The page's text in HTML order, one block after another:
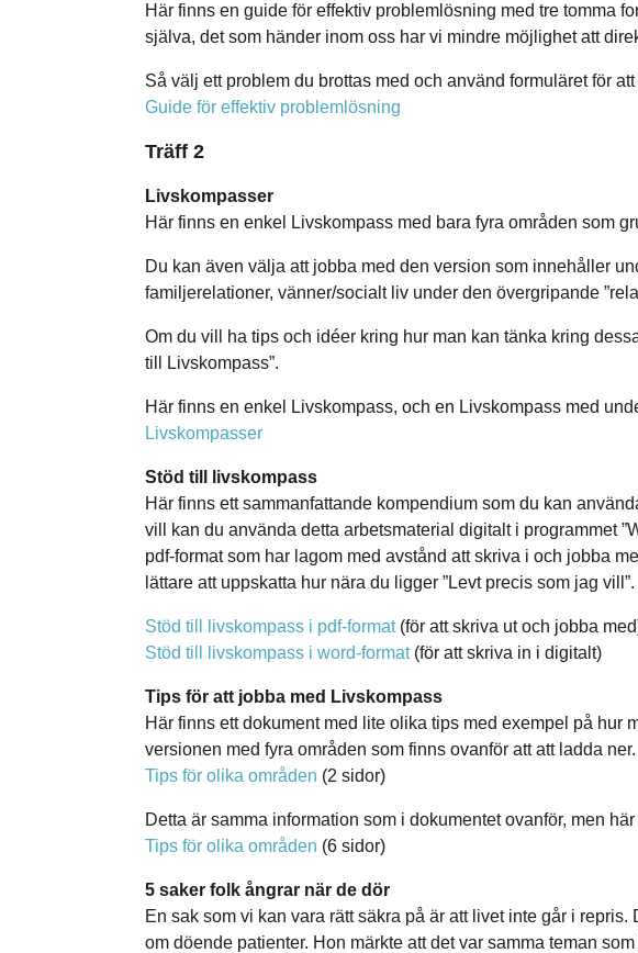
Här finns en guide för effektiv problemlösning med tre tomma
själva, det som händer inom oss har vi mindre möjlighet att
Så välj ett problem du brottas med och använd formuläret för
Guide för effektiv problemlösning
Träff 2
Livskompasser
Här finns en enkel Livskompass med bara fyra områden som
Du kan även välja att jobba med den version som innehåller
familjerelationer, vänner/socialt liv under den övergripande
Om du vill ha tips och idéer kring hur man kan tänka kring
till Livskompass”.
Här finns en enkel Livskompass, och en Livskompass med
Livskompasser
Stöd till livskompass
Här finns ett sammanfattande kompendium som du kan
vill kan du använda detta arbetsmaterial digitalt i programmet
pdf-format som har lagom med avstånd att skriva i och jobba
lättare att uppskatta hur nära du ligger ”Levt precis som jag vill”.
Stöd till livskompass i pdf-format(för att skriva ut och jobba
Stöd till livskompass i word-format(för att skriva in i digitalt)
Tips för att jobba med Livskompass
Här finns ett dokument med lite olika tips med exempel på
versionen med fyra områden som finns ovanför att att ladda
Tips för olika områden (2 sidor)
Detta är samma information som i dokumentet ovanför, men
Tips för olika områden (6 sidor)
5 saker folk ångrar när de dör
En sak som vi kan vara rätt säkra på är att livet inte går i
om döende patienter. Hon märkte att det var samma teman